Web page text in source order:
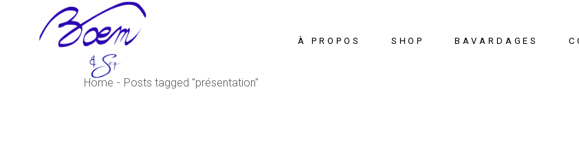
À PROPOS SHOP BAVARDAGES
Home Posts tagged "présentation"